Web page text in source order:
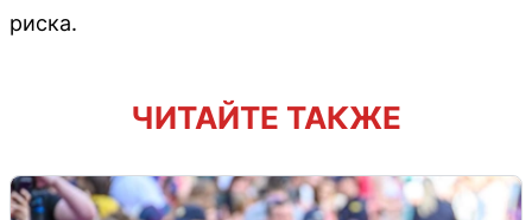
риска.
ЧИТАЙТЕ ТАКЖЕ